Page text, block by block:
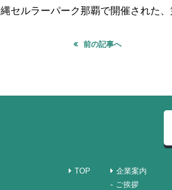
セルラーパーク那覇で開催された
前の記事へ
TOP
企業案内
ご挨拶